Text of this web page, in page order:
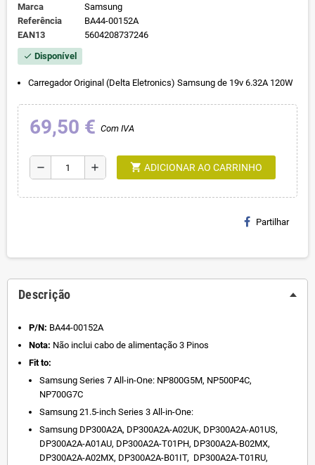
Marca
Samsung
Referência
BA44-00152A
EAN13
5604208737246
check Disponível
Carregador Original (Delta Eletronics) Samsung de 19v 6.32A 120W
69,50 € Com IVA
remove add shopping_cart ADICIONAR AO CARRINHO
Partilhar
Descrição
P/N: BA44-00152A
Nota: Não inclui cabo de alimentação 3 Pinos
Fit to:
Samsung Series 7 All-in-One: NP800G5M, NP500P4C,
NP700G7C
Samsung 21.5-inch Series 3 All-in-One:
Samsung DP300A2A, DP300A2A-A02UK, DP300A2A-A01US,
DP300A2A-A01AU, DP300A2A-T01PH, DP300A2A-B02MX,
DP300A2A-A02MX, DP300A2A-B01IT, DP300A2A-T01RU,